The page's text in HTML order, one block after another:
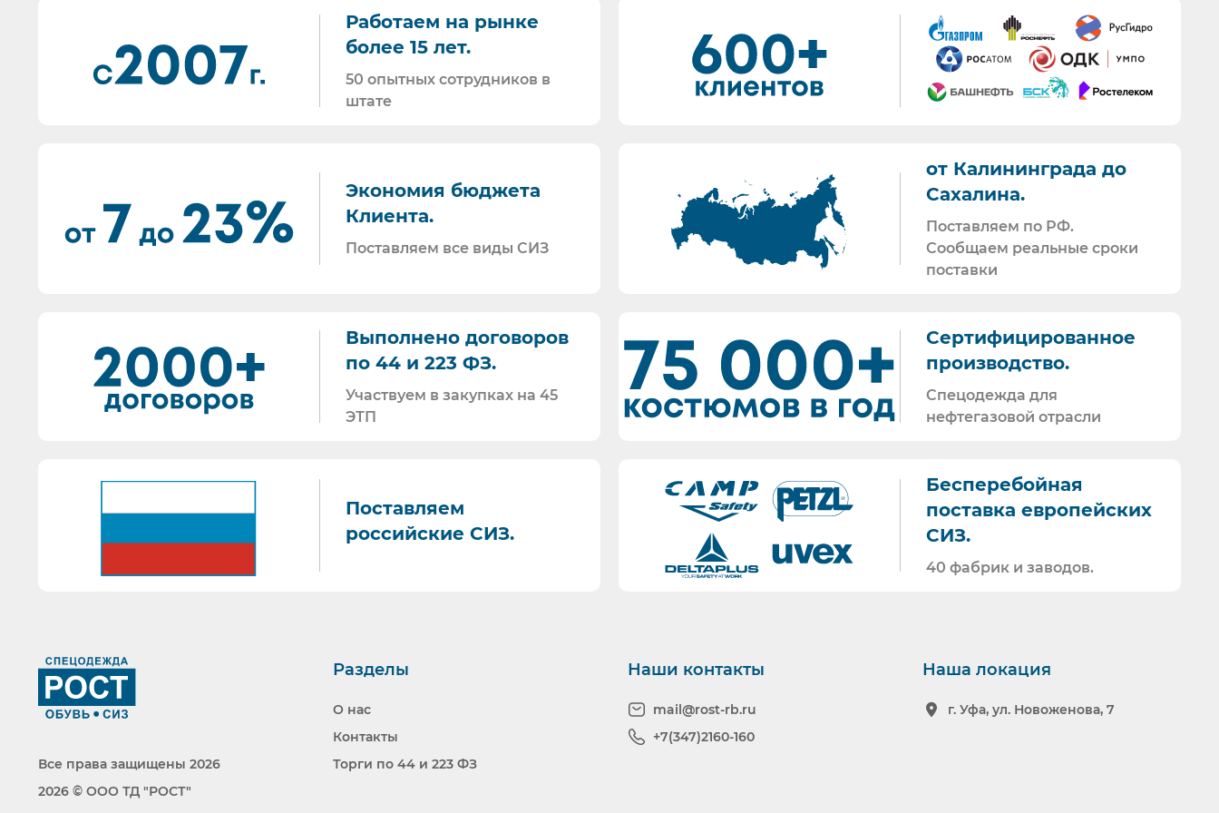
Все предлагаемые СИЗ будут соответствовать Вашему техническому заданию.
Вся продукция соответствует ТР ТС 019/11. Поставляем также продукцию с заключением Минпромторг.
По запросу - подготавливаем тех. задания на закупку СИЗ исходя из требований Заказчика и нормативной документации.
Отправляем образцы для проведения производственных испытаний.
Поставляем российскую продукцию для возмещений по ФСС (Минпромторг).
Поставляем СИЗ по системе маркировки “Честный Знак”
Работаем преимущественно по ЭДО (“СБИС ЭДО”, “ЭДО Диадок”). Мы можем выставлять вам как УПД так и накладные со счет-фактурами.
Мы максимально прозрачны для ФНС, платим все налоги в полном объеме и вовремя. Никаких встречных проверок.
Торговые площадки, на которых участвуем в закупках:
Работаем на рынке
более 15 лет.
50 опытных сотрудников в
штате
Экономия бюджета
Клиента.
Поставляем все виды СИЗ
от Калининграда до
Сахалина.
Поставляем по РФ.
Сообщаем реальные сроки
поставки
Выполнено договоров
по 44 и 223 ФЗ.
Участвуем в закупках на 45
ЭТП
Сертифицированное
производство.
Спецодежда для
нефтегазовой отрасли
Поставляем
российские СИЗ.
Бесперебойная
поставка европейских
СИЗ.
40 фабрик и заводов.
Ранее вы смотрели Разделы
О нас
Контакты
Торги по 44 и 223 ФЗ
Наши контакты
mail@rost-rb.ru
+7(347)2160-160
Наша локация
г. Уфа, ул. Новоженова, 7
Все права защищены 2026
2026 © ООО ТД "РОСТ"